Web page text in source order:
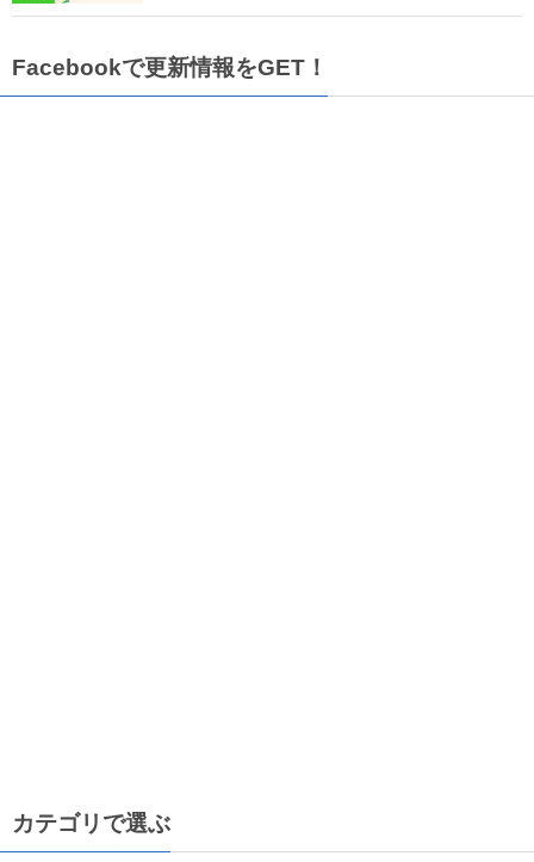
Facebookで更新情報をGET！
カテゴリで選ぶ